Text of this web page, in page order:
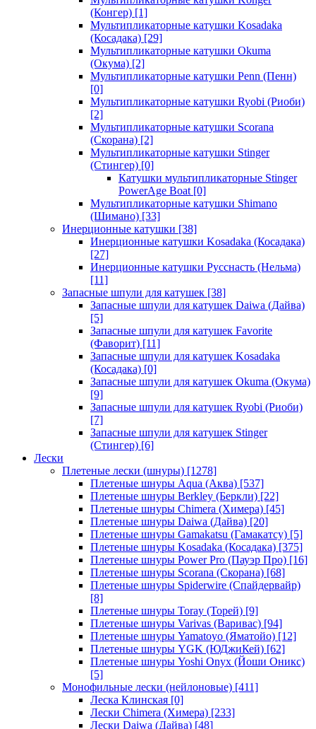
(Конгер) [1]
Мультипликаторные катушки Kosadaka
(Косадака) [29]
Мультипликаторные катушки Okuma
(Окума) [2]
Мультипликаторные катушки Penn (Пенн)
[0]
Мультипликаторные катушки Ryobi (Риоби)
[2]
Мультипликаторные катушки Scorana
(Скорана) [2]
Мультипликаторные катушки Stinger
(Стингер) [0]
Катушки мультипликаторные Stinger
PowerAge Boat [0]
Мультипликаторные катушки Shimano
(Шимано) [33]
Инерционные катушки [38]
Инерционные катушки Kosadaka (Косадака)
[27]
Инерционные катушки Русснасть (Нельма)
[11]
Запасные шпули для катушек [38]
Запасные шпули для катушек Daiwa (Дайва)
[5]
Запасные шпули для катушек Favorite
(Фаворит) [11]
Запасные шпули для катушек Kosadaka
(Косадака) [0]
Запасные шпули для катушек Okuma (Окума)
[9]
Запасные шпули для катушек Ryobi (Риоби)
[7]
Запасные шпули для катушек Stinger
(Стингер) [6]
Лески
Плетеные лески (шнуры) [1278]
Плетеные шнуры Aqua (Аква) [537]
Плетеные шнуры Berkley (Беркли) [22]
Плетеные шнуры Chimera (Химера) [45]
Плетеные шнуры Daiwa (Дайва) [20]
Плетеные шнуры Gamakatsu (Гамакатсу) [5]
Плетеные шнуры Kosadaka (Косадака) [375]
Плетеные шнуры Power Pro (Пауэр Про) [16]
Плетеные шнуры Scorana (Скорана) [68]
Плетеные шнуры Spiderwire (Спайдервайр)
[8]
Плетеные шнуры Toray (Торей) [9]
Плетеные шнуры Varivas (Варивас) [94]
Плетеные шнуры Yamatoyo (Яматойо) [12]
Плетеные шнуры YGK (ЮДжиКей) [62]
Плетеные шнуры Yoshi Onyx (Йоши Оникс)
[5]
Монофильные лески (нейлоновые) [411]
Леска Клинская [0]
Лески Chimera (Химера) [233]
Лески Daiwa (Дайва) [48]